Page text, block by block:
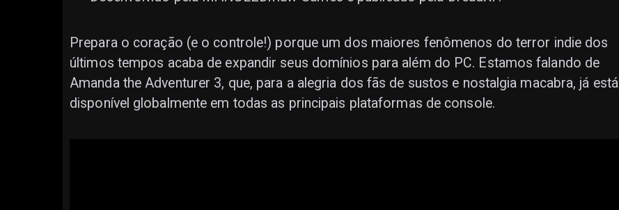
Prepara o coração (e o controle!) porque um dos maiores fenômenos do terror indie dos
últimos tempos acaba de expandir seus domínios para além do PC. Estamos falando de
Amanda the Adventurer 3, que, para a alegria dos fãs de sustos e nostalgia macabra, já está
disponível globalmente em todas as principais plataformas de console.